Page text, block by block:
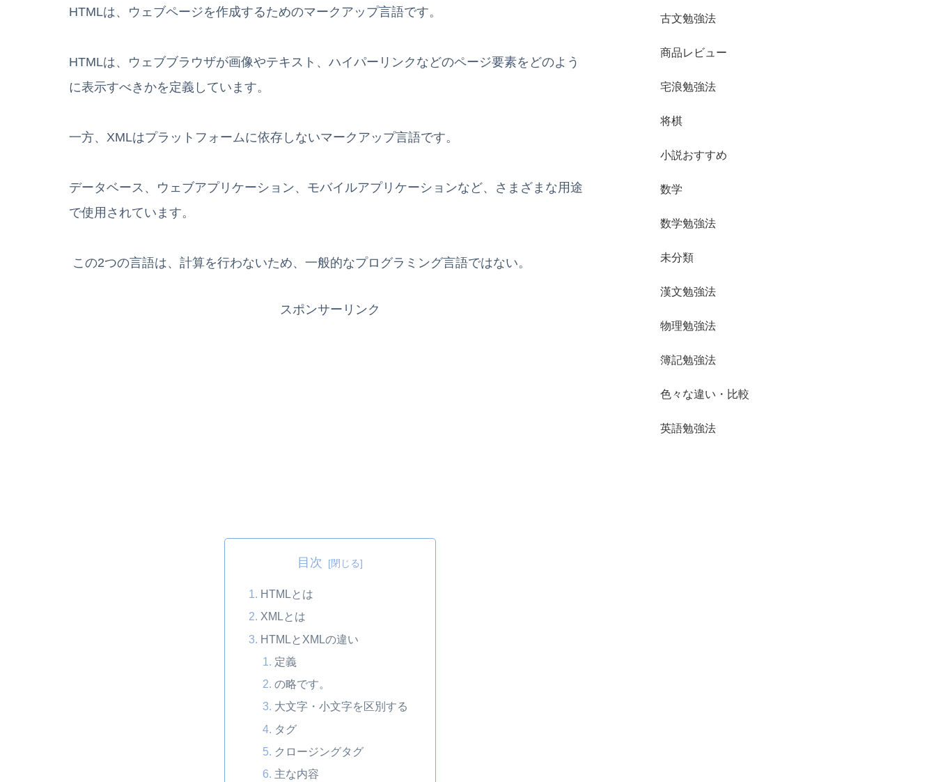
HTMLは、ウェブページを作成するためのマークアップ言語です。
HTMLは、ウェブブラウザが画像やテキスト、ハイパーリンクなどのページ要素をどのよう
に表示すべきかを定義しています。
一方、XMLはプラットフォームに依存しないマークアップ言語です。
データベース、ウェブアプリケーション、モバイルアプリケーションなど、さまざまな用途
で使用されています。
この2つの言語は、計算を行わないため、一般的なプログラミング言語ではない。
スポンサーリンク
目次
HTMLとは
XMLとは
HTMLとXMLの違い
定義
の略です。
大文字・小文字を区別する
タグ
クロージングタグ
主な内容
古文勉強法
商品レビュー
宅浪勉強法
将棋
小説おすすめ
数学
数学勉強法
未分類
漢文勉強法
物理勉強法
簿記勉強法
色々な違い・比較
英語勉強法